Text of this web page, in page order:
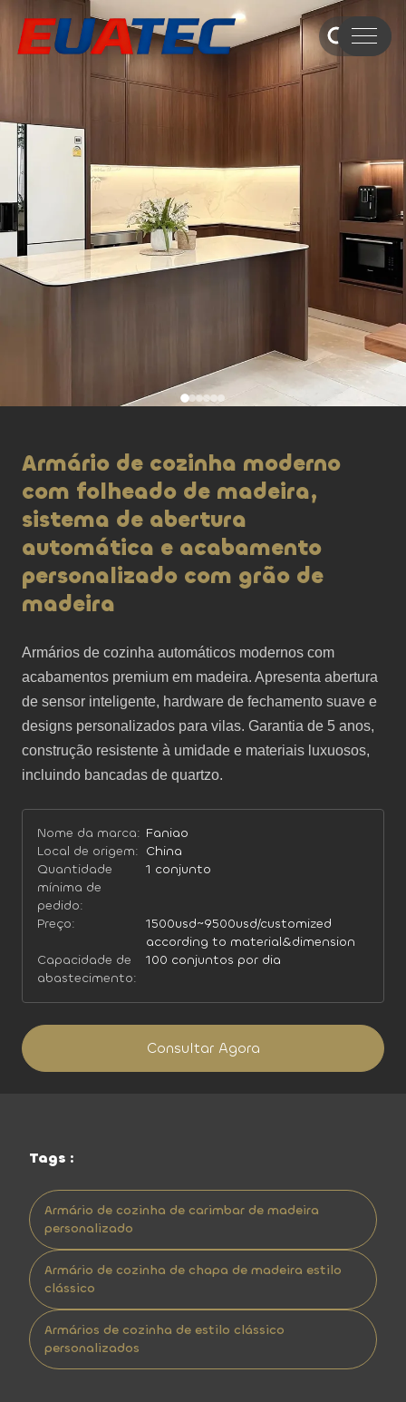
Armário de cozinha moderno
com folheado de madeira,
sistema de abertura
automática e acabamento
personalizado com grão de
madeira
Armários de cozinha automáticos modernos com
acabamentos premium em madeira. Apresenta abertura
de sensor inteligente, hardware de fechamento suave e
designs personalizados para vilas. Garantia de 5 anos,
construção resistente à umidade e materiais luxuosos,
incluindo bancadas de quartzo.
Nome da marca: Faniao
Local de origem: China
Quantidade
mínima de
pedido:
1 conjunto
Preço:
1500usd~9500usd/customized
according to material&dimension
Capacidade de
abastecimento:
100 conjuntos por dia
Consultar Agora
Tags :
Armário de cozinha de carimbar de madeira
personalizado
Armário de cozinha de chapa de madeira estilo
clássico
Armários de cozinha de estilo clássico
personalizados